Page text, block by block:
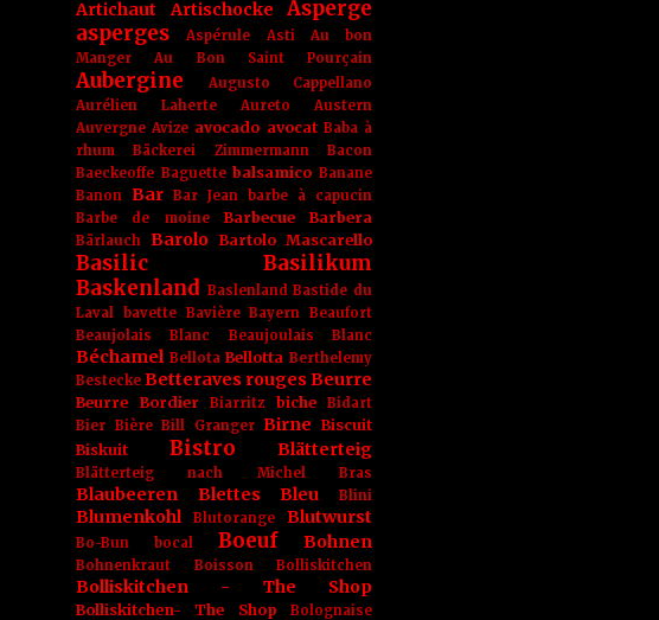
Artichaut Artischocke
Asperge
asperges
Aspérule Asti
Au bon
Manger
Au Bon Saint Pourçain
Aubergine
Augusto Cappellano
Aurélien Laherte
Aureto
Austern
Auvergne Avize avocado avocat Baba à
rhum
Bäckerei Zimmermann
Bacon
Baeckeoffe Baguette balsamico Banane
Banon Bar Bar Jean
barbe à capucin
Barbe de moine
Barbecue Barbera
Bärlauch Barolo Bartolo Mascarello
Basilic
Basilikum
Baskenland Baslenland Bastide du
Laval
bavette Bavière Bayern Beaufort
Beaujolais Blanc
Beaujoulais Blanc
Béchamel Bellota Bellotta Berthelemy
Bestecke Betteraves rouges Beurre
Beurre Bordier Biarritz biche
Bidart
Bier Bière Bill Granger Birne
Biscuit
Biskuit
Bistro Blätterteig
Blätterteig nach Michel Bras
Blaubeeren Blettes Bleu Blini
Blumenkohl Blutorange Blutwurst
Bo-Bun bocal Boeuf Bohnen
Bohnenkraut Boisson Bolliskitchen
Bolliskitchen - The Shop
Bolliskitchen- The Shop
Bolognaise